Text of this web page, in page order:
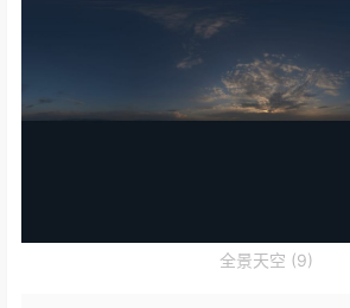
全景天空 (9)